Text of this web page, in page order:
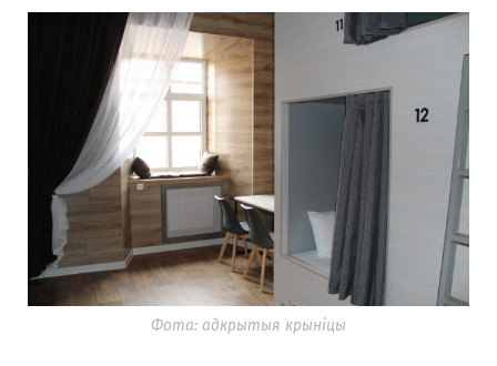
Фота: адкрытыя крыніцы